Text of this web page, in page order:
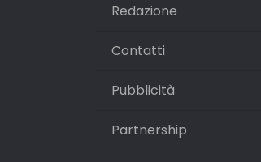
Redazione
Contatti
Pubblicità
Partnership